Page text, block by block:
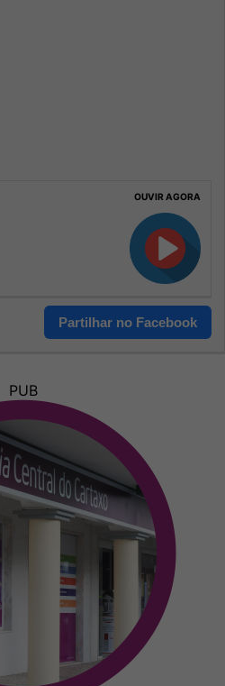
OUVIR AGORA
Partilhar no Facebook
PUB